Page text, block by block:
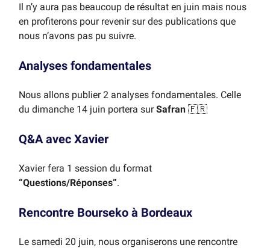
Il n’y aura pas beaucoup de résultat en juin mais nous
en profiterons pour revenir sur des publications que
nous n’avons pas pu suivre.
Analyses fondamentales
Nous allons publier 2 analyses fondamentales. Celle
du dimanche 14 juin portera surSafran 🇫🇷
Q&A avec Xavier
Xavier fera 1 session du format
“Questions/Réponses”.
Rencontre Bourseko à Bordeaux
Le samedi 20 juin, nous organiserons une rencontre